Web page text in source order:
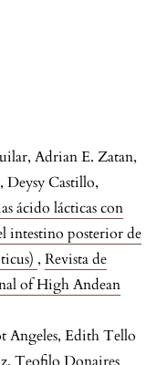
Adrian E. Zatan,
Castillo,
ácido lácticas con
intestino posterior de
, Revista de
of High Andean
Angeles, Edith Tello